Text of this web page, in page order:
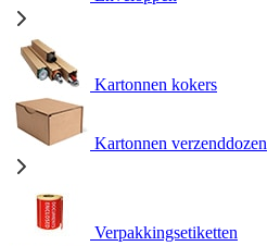
Kartonnen kokers
Kartonnen verzenddozen
Verpakkingsetiketten